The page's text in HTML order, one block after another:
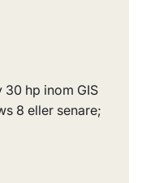
30 hp inom GIS
8 eller senare;